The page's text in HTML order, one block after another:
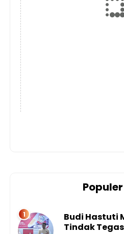
Budi Hastuti
Tindak Tegas